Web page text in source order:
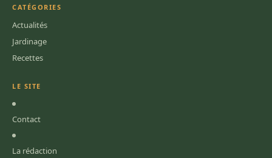
CATÉGORIES
Actualités
Jardinage
Recettes
LE SITE
Contact
La rédaction